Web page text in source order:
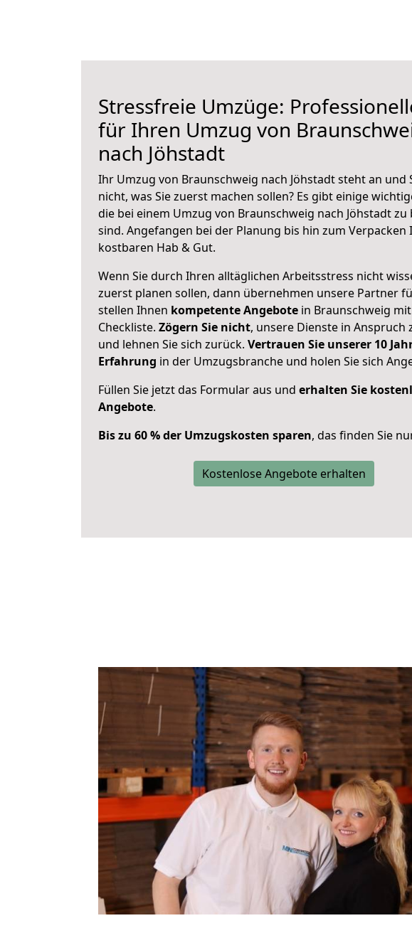
Stressfreie Umzüge:
für Ihren Umzug von
nach Jöhstadt
Ihr Umzug von Braunschweig nach Jöhstadt steht an und
nicht, was Sie zuerst machen sollen? Es gibt einige
die bei einem Umzug von Braunschweig nach Jöhstadt zu
sind. Angefangen bei der Planung bis hin zum Verpacken
kostbaren Hab & Gut.
Wenn Sie durch Ihren alltäglichen Arbeitsstress nicht
zuerst planen sollen, dann übernehmen unsere Partner
stellen Ihnen kompetente Angebote in Braunschweig
Checkliste. Zögern Sie nicht, unsere Dienste in Anspruch
und lehnen Sie sich zurück. Vertrauen Sie unserer 10
Erfahrung in der Umzugsbranche und holen Sie sich
Füllen Sie jetzt das Formular aus und erhalten Sie
Angebote.
Bis zu 60 % der Umzugskosten sparen, das finden Sie
Kostenlose Angebote erhalten